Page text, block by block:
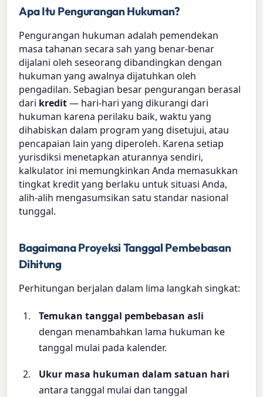
Apa Itu Pengurangan Hukuman?
Pengurangan hukuman adalah pemendekan
masa tahanan secara sah yang benar-benar
dijalani oleh seseorang dibandingkan dengan
hukuman yang awalnya dijatuhkan oleh
pengadilan. Sebagian besar pengurangan berasal
dari kredit— hari-hari yang dikurangi dari
hukuman karena perilaku baik, waktu yang
dihabiskan dalam program yang disetujui, atau
pencapaian lain yang diperoleh. Karena setiap
yurisdiksi menetapkan aturannya sendiri,
kalkulator ini memungkinkan Anda memasukkan
tingkat kredit yang berlaku untuk situasi Anda,
alih-alih mengasumsikan satu standar nasional
tunggal.
Bagaimana Proyeksi Tanggal Pembebasan
Dihitung
Perhitungan berjalan dalam lima langkah singkat:
Temukan tanggal pembebasan asli
dengan menambahkan lama hukuman ke
tanggal mulai pada kalender.
Ukur masa hukuman dalam satuan hari
antara tanggal mulai dan tanggal